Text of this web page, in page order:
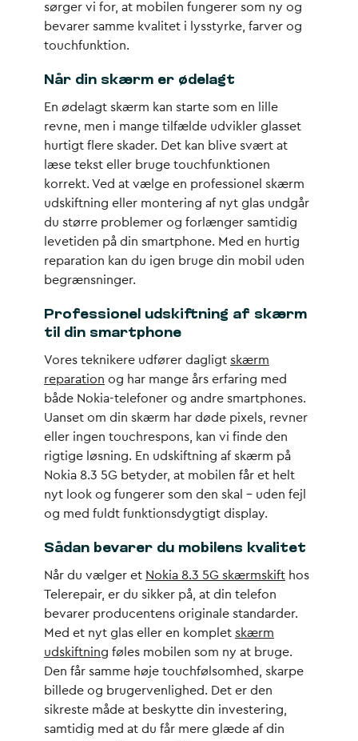
sørger vi for, at mobilen fungerer som ny og
bevarer samme kvalitet i lysstyrke, farver og
touchfunktion.
Når din skærm er ødelagt
En ødelagt skærm kan starte som en lille
revne, men i mange tilfælde udvikler glasset
hurtigt flere skader. Det kan blive svært at
læse tekst eller bruge touchfunktionen
korrekt. Ved at vælge en professionel skærm
udskiftning eller montering af nyt glas undgår
du større problemer og forlænger samtidig
levetiden på din smartphone. Med en hurtig
reparation kan du igen bruge din mobil uden
begrænsninger.
Professionel udskiftning af skærm
til din smartphone
Vores teknikere udfører dagligt skærm
reparation og har mange års erfaring med
både Nokia-telefoner og andre smartphones.
Uanset om din skærm har døde pixels, revner
eller ingen touchrespons, kan vi finde den
rigtige løsning. En udskiftning af skærm på
Nokia 8.3 5G betyder, at mobilen får et helt
nyt look og fungerer som den skal – uden fejl
og med fuldt funktionsdygtigt display.
Sådan bevarer du mobilens kvalitet
Når du vælger et Nokia 8.3 5G skærmskift hos
Telerepair, er du sikker på, at din telefon
bevarer producentens originale standarder.
Med et nyt glas eller en komplet skærm
udskiftning føles mobilen som ny at bruge.
Den får samme høje touchfølsomhed, skarpe
billede og brugervenlighed. Det er den
sikreste måde at beskytte din investering,
samtidig med at du får mere glæde af din